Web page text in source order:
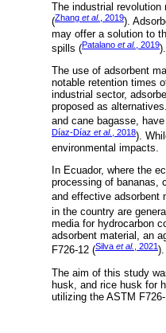
The industrial
(Zhang et al. , 2019).
may offer a solution to
spills (Patalano et al. , 2019).
The use of adsorbent
notable retention times
industrial sector,
proposed as
and cane bagasse,
Díaz-Díaz et al. , 2018).
environmental impacts.
In Ecuador, where the
processing of bananas,
and effective adsorbent
in the country are
media for hydrocarbon
adsorbent material, an
F726-12 (Silva et al. , 2021).
The aim of this study
husk, and rice husk for
utilizing the ASTM F726-